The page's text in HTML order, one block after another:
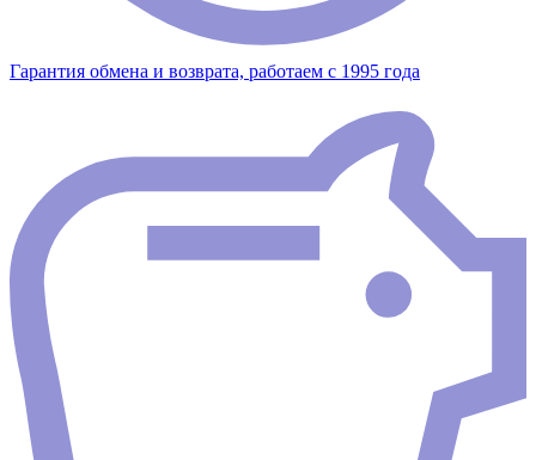
Гарантия обмена и возврата, работаем с 1995 года